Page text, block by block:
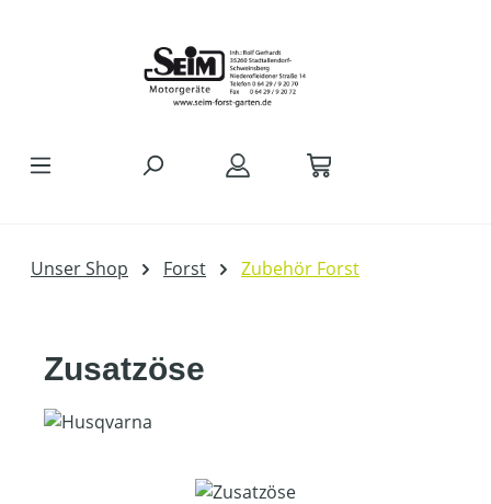
Unser Shop Forst Zubehör Forst
Zusatzöse
Bildergalerie überspringen